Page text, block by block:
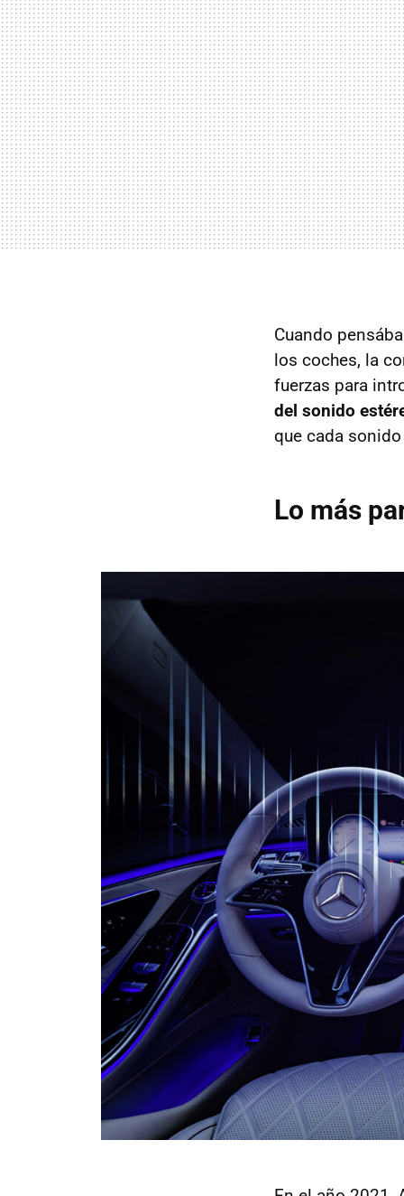
Cuando
los coches, la
fuerzas para
del sonido
que cada
Lo más